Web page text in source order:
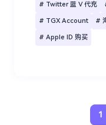
# Twitter 蓝 V 代充
# TGX Account #
# Apple ID 购买
1